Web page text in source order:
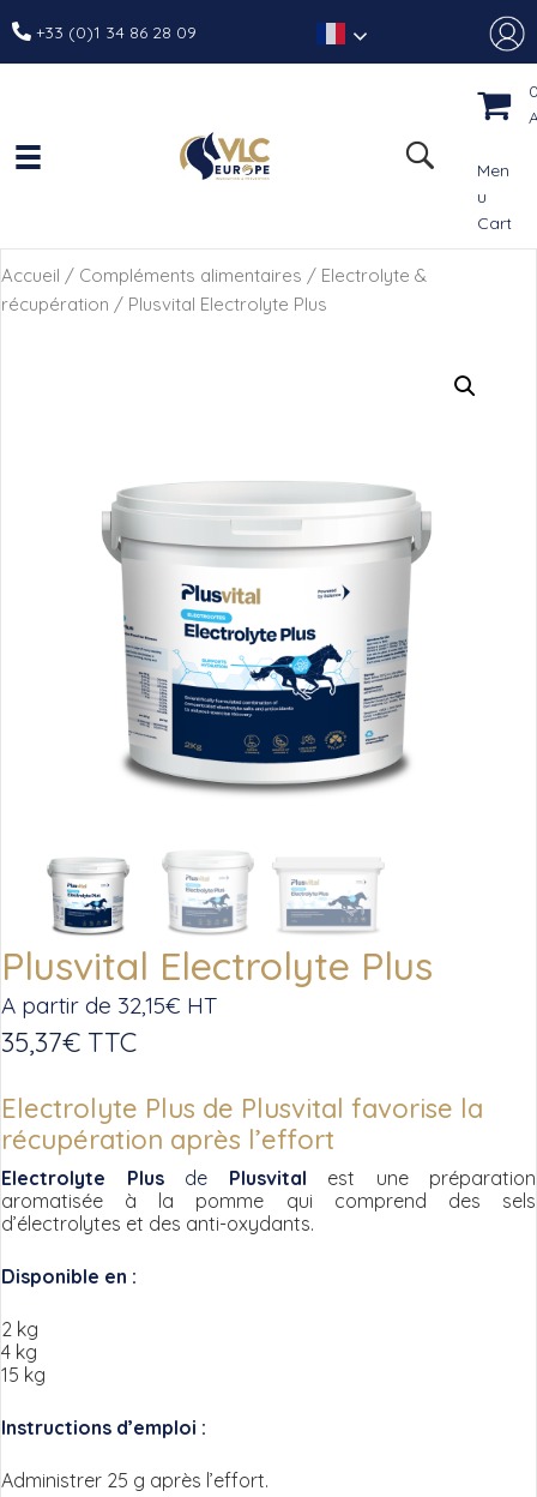
+33 (0)1 34 86 28 09
Men
u
Cart
Accueil / Compléments alimentaires / Electrolyte &
récupération / Plusvital Electrolyte Plus
Plusvital Electrolyte Plus
A partir de 32,15€ HT
35,37€ TTC
Electrolyte Plus de Plusvital favorise la
récupération après l’effort
Electrolyte Plusde Plusvital
est une préparation
aromatisée à la pomme qui comprend des sels
d’électrolytes et des anti-oxydants.
Disponible en :
2 kg
4 kg
15 kg
Instructions d’emploi :
Administrer 25 g après l’effort.